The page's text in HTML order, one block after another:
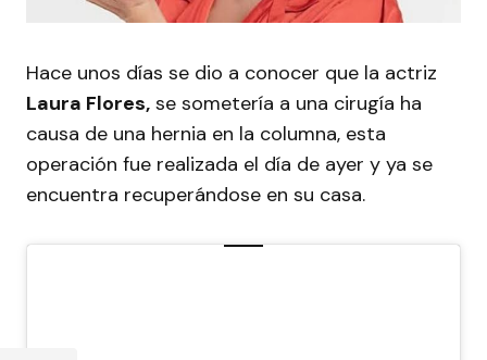
Hace unos días se dio a conocer que la actriz
Laura Flores, se sometería a una cirugía ha
causa de una hernia en la columna, esta
operación fue realizada el día de ayer y ya se
encuentra recuperándose en su casa.